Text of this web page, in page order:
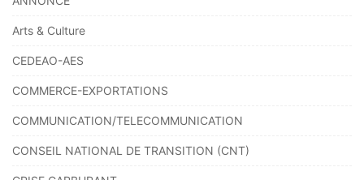
Arts & Culture
CEDEAO-AES
COMMERCE-EXPORTATIONS
COMMUNICATION/TELECOMMUNICATION
CONSEIL NATIONAL DE TRANSITION (CNT)